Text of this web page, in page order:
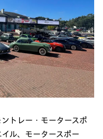
トレー・モータースポ
ル、モータースポー